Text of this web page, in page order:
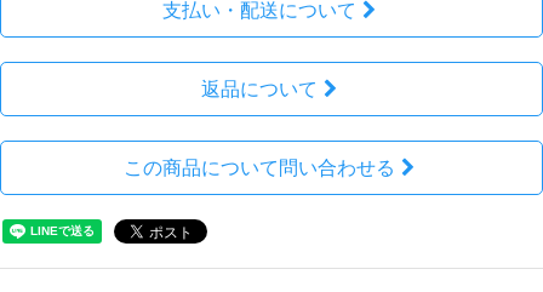
支払い・配送について
返品について
この商品について問い合わせる